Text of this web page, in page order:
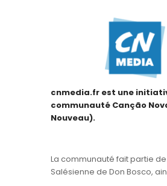
cnmedia.fr est une
communauté Canção
Nouveau).
La communauté fait partie
Salésienne de Don Bosco,